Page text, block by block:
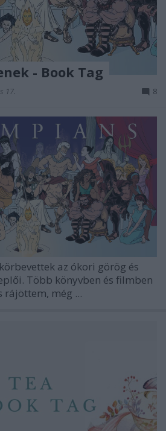
- Book Tag
17. 8
az ókori görög és
Több könyvben és filmben
rájöttem, még ...